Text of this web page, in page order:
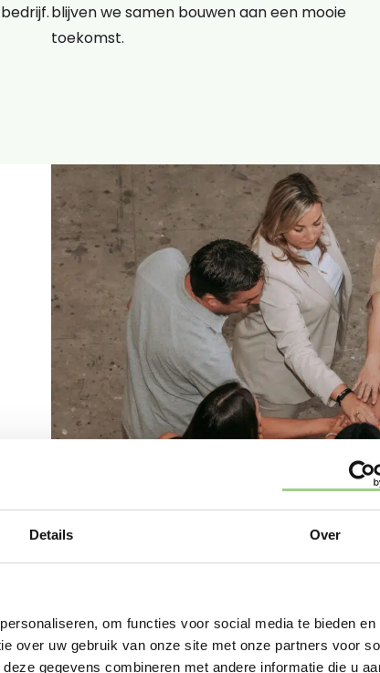
Details Over
om functies voor social media te bieden en
over uw gebruik van onze site met onze partners voor
gegevens combineren met andere informatie die u
blijven we samen bouwen aan een mooie
toekomst.
Sta je op het punt om een nieuwe
nu op zoek bent naar een vaste baan